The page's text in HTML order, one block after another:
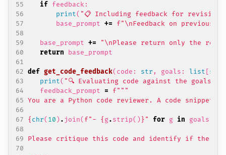
if feedback :
print( "📋 Including feedback for
base_prompt += f"\nFeedback on previous
base_prompt += "\nPlease return only the
return
base_prompt
def get_code_feedback( code : str , goals : list [str
print( "🔍 Evaluating code against the
feedback_prompt
= f
{ chr( 10 ).join( f"- { g.strip() }" for g in goals